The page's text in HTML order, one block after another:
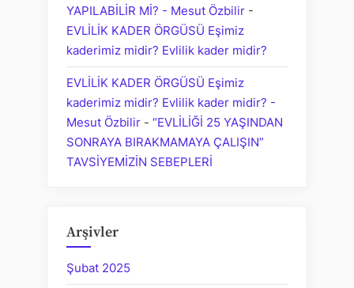
YAPILABİLİR Mİ? - Mesut Özbilir -
EVLİLİK KADER ÖRGÜSÜ Eşimiz
kaderimiz midir? Evlilik kader midir?
EVLİLİK KADER ÖRGÜSÜ Eşimiz
kaderimiz midir? Evlilik kader midir? -
Mesut Özbilir - “EVLİLİĞİ 25 YAŞINDAN
SONRAYA BIRAKMAMAYA ÇALIŞIN”
TAVSİYEMİZİN SEBEPLERİ
Arşivler
Şubat 2025